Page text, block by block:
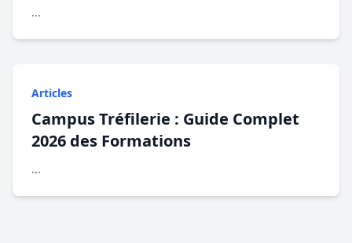
...
Articles
Campus Tréfilerie : Guide Complet
2026 des Formations
...